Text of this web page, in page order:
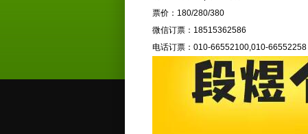
票价：180/280/380
微信订票：18515362586
电话订票：010-66552100,010-66552258